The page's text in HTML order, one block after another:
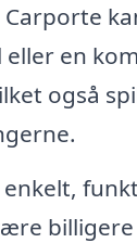
Carporte
en
også
enkelt,